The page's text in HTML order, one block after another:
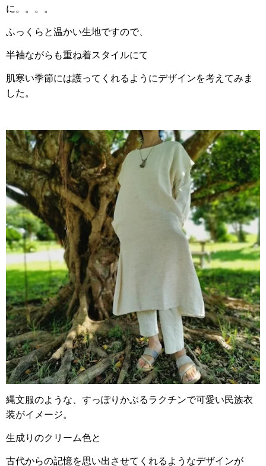
に。。。。
ふっくらと温かい生地ですので、
半袖ながらも重ね着スタイルにて
肌寒い季節には護ってくれるようにデザインを考えてみま
した。
縄文服のような、すっぽりかぶるラクチンで可愛い民族衣
装がイメージ。
生成りのクリーム色と
古代からの記憶を思い出させてくれるようなデザインが